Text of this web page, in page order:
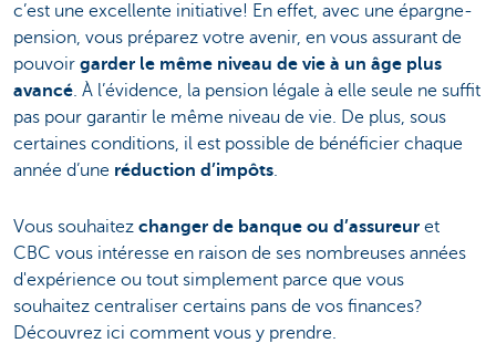
c’est une excellente initiative! En effet, avec une épargne-
pension, vous préparez votre avenir, en vous assurant de
pouvoir garder le même niveau de vie à un âge plus
avancé. À l’évidence, la pension légale à elle seule ne suffit
pas pour garantir le même niveau de vie. De plus, sous
certaines conditions, il est possible de bénéficier chaque
année d’une réduction d’impôts.
Vous souhaitez changer de banque ou d’assureur et
CBC vous intéresse en raison de ses nombreuses années
d'expérience ou tout simplement parce que vous
souhaitez centraliser certains pans de vos finances?
Découvrez ici comment vous y prendre.